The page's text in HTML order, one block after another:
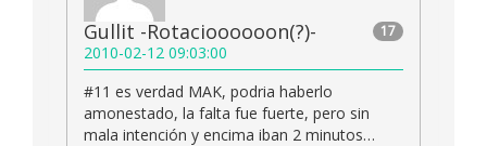
17
Gullit -Rotacioooooon(?)-
2010-02-12 09:03:00
#11 es verdad MAK, podria haberlo
amonestado, la falta fue fuerte, pero sin
mala intención y encima iban 2 minutos…